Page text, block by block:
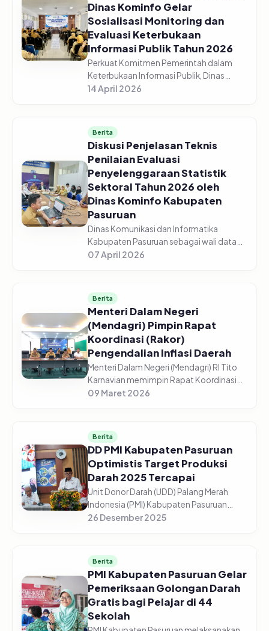
Dinas Kominfo Gelar
Sosialisasi Monitoring dan
Evaluasi Keterbukaan
Informasi Publik Tahun 2026
Perkuat Komitmen Pemerintah dalam
Keterbukaan Informasi Publik, Dinas
Komunikasi dan Informatika Kabupaten
14 April 2026
Berita
Diskusi Penjelasan Teknis
Penilaian Evaluasi
Penyelenggaraan Statistik
Sektoral Tahun 2026 oleh
Dinas Kominfo Kabupaten
Pasuruan
Dinas Komunikasi dan Informatika
Kabupaten Pasuruan sebagai wali data
mengadakan Diskusi Bersama Tentang
07 April 2026
Berita
Menteri Dalam Negeri
(Mendagri) Pimpin Rapat
Koordinasi (Rakor)
Pengendalian Inflasi Daerah
Menteri Dalam Negeri (Mendagri) RI Tito
Karnavian memimpin Rapat Koordinasi
(Rakor) Pengendalian Inflasi Daerah dari
09 Maret 2026
Berita
DD PMI Kabupaten Pasuruan
Optimistis Target Produksi
Darah 2025 Tercapai
Unit Donor Darah (UDD) Palang Merah
Indonesia (PMI) Kabupaten Pasuruan
optimistis target produksi darah tahun
dar...
26 Desember 2025
Berita
PMI Kabupaten Pasuruan Gelar
Pemeriksaan Golongan Darah
Gratis bagi Pelajar di 44
Sekolah